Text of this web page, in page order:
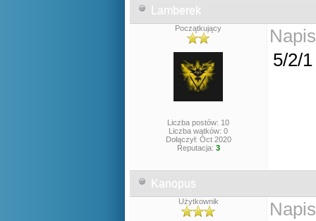
Lamberek
Początkujący
Liczba postów: 10
Liczba wątków: 0
Dołączył: Oct 2020
Reputacja: 3
5/2/
Kanopus
Użytkownik